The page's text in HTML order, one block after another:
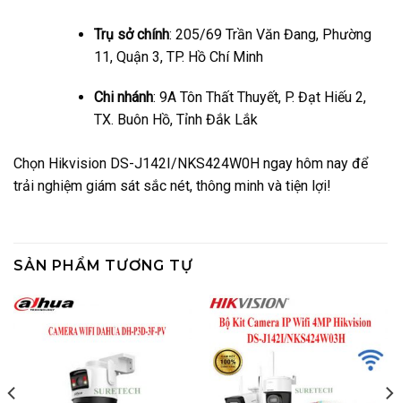
Trụ sở chính: 205/69 Trần Văn Đang, Phường
11, Quận 3, TP. Hồ Chí Minh
Chi nhánh: 9A Tôn Thất Thuyết, P. Đạt Hiếu 2,
TX. Buôn Hồ, Tỉnh Đắk Lắk
Chọn Hikvision DS-J142I/NKS424W0H ngay hôm nay để
trải nghiệm giám sát sắc nét, thông minh và tiện lợi!
SẢN PHẨM TƯƠNG TỰ